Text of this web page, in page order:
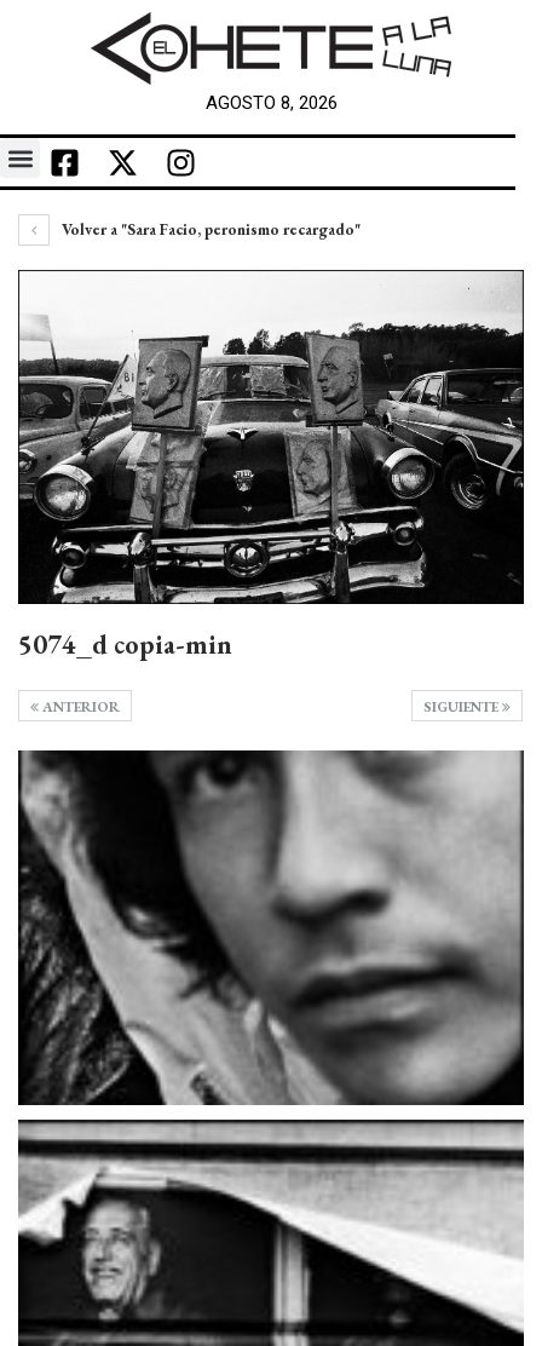
AGOSTO 8, 2026
Volver a "Sara Facio, peronismo recargado"
5074_d copia-min
SIGUIENTE
ANTERIOR